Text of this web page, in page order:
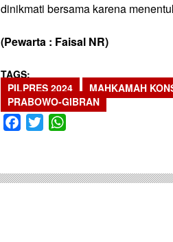
dinikmati bersama karena
(Pewarta : Faisal NR)
TAGS
PILPRES 2024
MAHKAMAH
PRABOWO-GIBRAN
Facebook
Twitter